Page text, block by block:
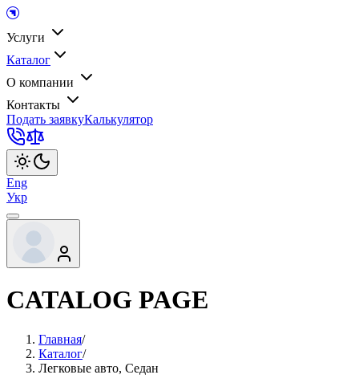
Услуги
Каталог
О компании
Контакты
Подать заявкуКалькулятор
Eng
Укр
CATALOG PAGE
Главная/
Каталог/
Легковые авто, Седан